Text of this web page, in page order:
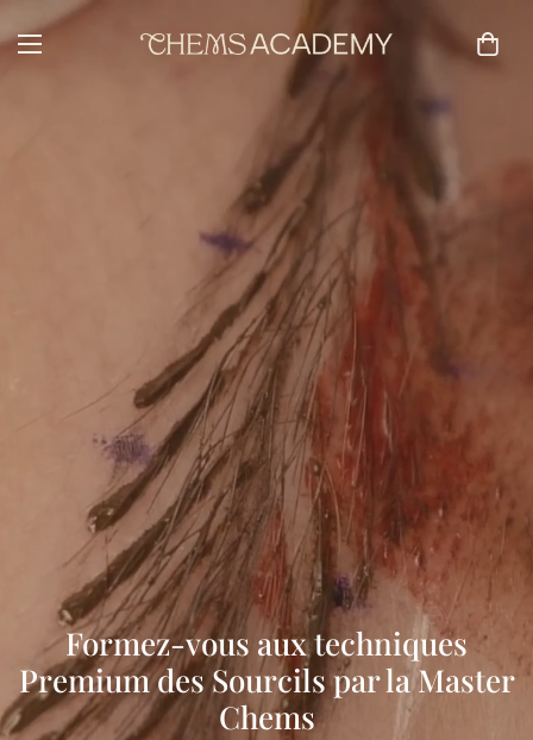
Formez-vous aux techniques
Premium des Sourcils par la Master
Chems